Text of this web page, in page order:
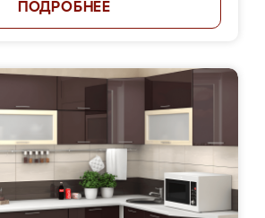
ПОДРОБНЕЕ